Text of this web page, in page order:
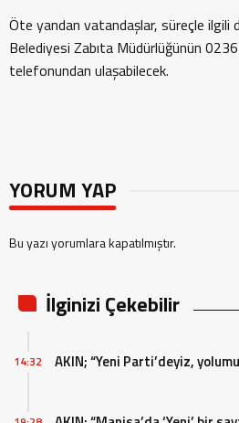
Öte yandan vatandaşlar, süreçle ilgili
Belediyesi Zabıta Müdürlüğünün
telefonundan ulaşabilecek.
YORUM YAP
Bu yazı yorumlara kapatılmıştır.
İlginizi Çekebilir
AKIN; “Yeni Parti’deyiz,
14:32